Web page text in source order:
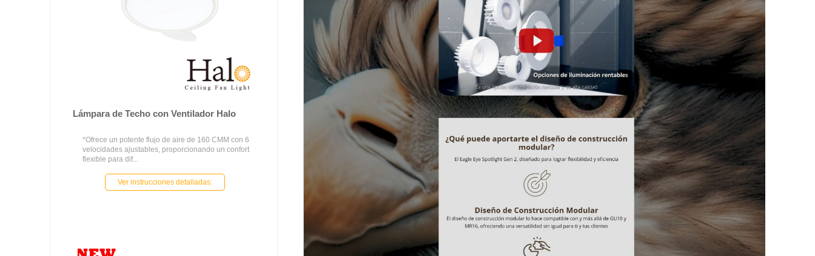
Lámpara de Techo con Ventilador Halo
*Ofrece un potente flujo de aire de 160 CMM con 6
velocidades ajustables, proporcionando un confort
flexible para dif...
Ver instrucciones detalladas: